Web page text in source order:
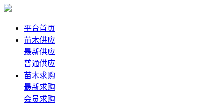
平台首页
苗木供应
最新供应
普通供应
苗木求购
最新求购
会员求购